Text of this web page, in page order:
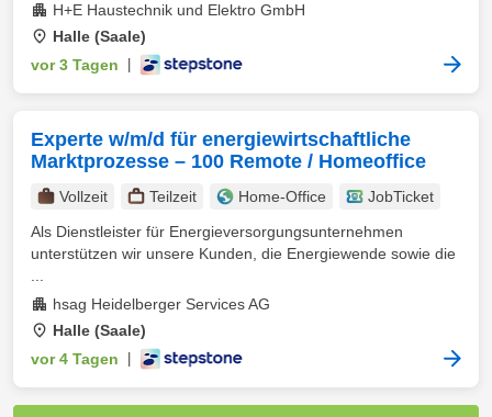
H+E Haustechnik und Elektro GmbH
Halle (Saale)
vor 3 Tagen
Experte w/m/d für energiewirtschaftliche
Marktprozesse – 100 Remote / Homeoffice
Vollzeit Teilzeit Home-Office
JobTicket
Als Dienstleister für Energieversorgungsunternehmen
unterstützen wir unsere Kunden, die Energiewende sowie die
hsag Heidelberger Services AG
Halle (Saale)
vor 4 Tagen